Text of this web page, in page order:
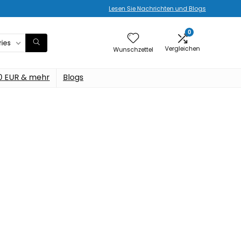
Lesen Sie Nachrichten und Blogs
Wunschzettel
0
Vergleichen
EUR & mehr Blogs